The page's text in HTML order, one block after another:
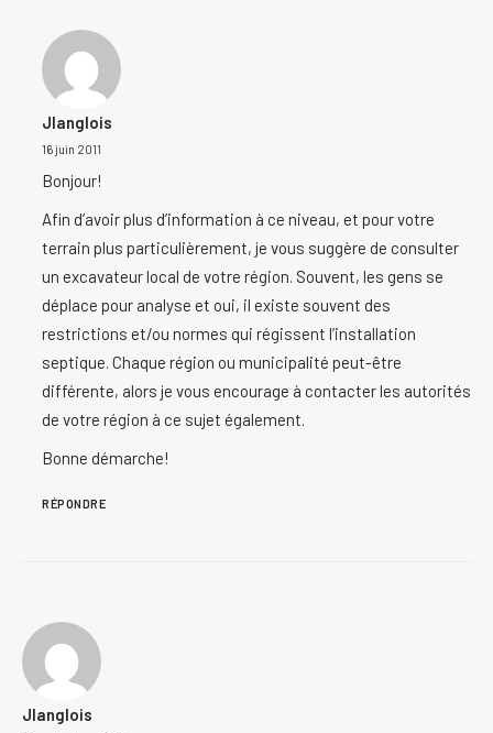
Jlanglois
16 juin 2011
Bonjour!
Afin d’avoir plus d’information à ce niveau, et pour votre
terrain plus particulièrement, je vous suggère de consulter
un excavateur local de votre région. Souvent, les gens se
déplace pour analyse et oui, il existe souvent des
restrictions et/ou normes qui régissent l’installation
septique. Chaque région ou municipalité peut-être
différente, alors je vous encourage à contacter les autorités
de votre région à ce sujet également.
Bonne démarche!
RÉPONDRE
Jlanglois